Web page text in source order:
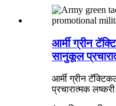
आर्मी ग्रीन
सानुकूल
आर्मी ग्रीन
प्रचारात्मक लष्करी